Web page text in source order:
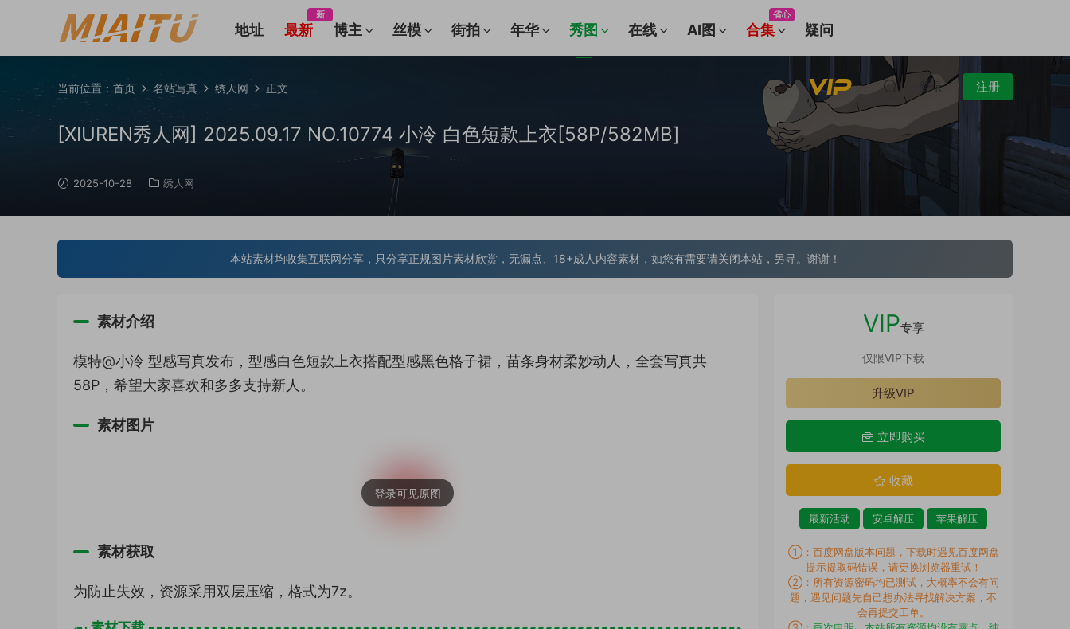
地址 最新
新
博主 丝模 街拍 年华 秀图 在线 AI图 合集
省心
疑问
登录 注册
当前位置： 首页 名站写真 绣人网 正文
[XIUREN秀人网] 2025.09.17 NO.10774 小泠 白色短款上衣[58P/582MB]
2025-10-28 绣人网
本站素材均收集互联网分享，只分享正规图片素材欣赏，无漏点、18+成人内容素材，如您有需要请关闭本站，另寻。谢谢！
素材介绍
模特@小泠 型感写真发布，型感白色短款上衣搭配型感黑色格子裙，苗条身材柔妙动人，全套写真共
58P，希望大家喜欢和多多支持新人。
素材图片
素材获取
为防止失效，资源采用双层压缩，格式为7z。
VIP专享
仅限VIP下载
升级VIP
立即购买
收藏
最新活动 安卓解压 苹果解压
①：百度网盘版本问题，下载时遇见百度网盘
提示提取码错误，请更换浏览器重试！
②：所有资源密码均已测试，大概率不会有问
题，遇见问题先自己想办法寻找解决方案，不
会再提交工单。